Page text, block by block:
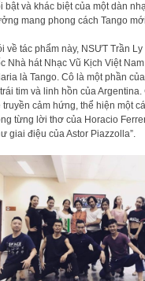
bật và khác biệt của một dàn
mang phong cách Tango
về tác phẩm này, NSƯT Trần Ly
Nhà hát Nhạc Vũ Kịch Việt
là Tango. Cô là một phần
trái tim và linh hồn của Argentina.
truyền cảm hứng, thể hiện một
từng lời thơ của Horacio
giai điệu của Astor Piazzolla”.